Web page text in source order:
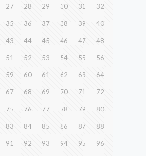
27 28 29 30 31 32
35 36 37 38 39 40
43 44 45 46 47 48
51 52 53 54 55 56
59 60 61 62 63 64
67 68 69 70 71 72
75 76 77 78 79 80
83 84 85 86 87 88
91 92 93 94 95 96